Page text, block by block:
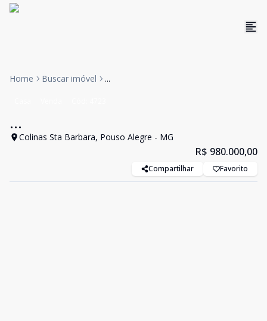
Home Buscar imóvel ...
...
Colinas Sta Barbara, Pouso Alegre - MG
R$ 980.000,00
Compartilhar Favorito